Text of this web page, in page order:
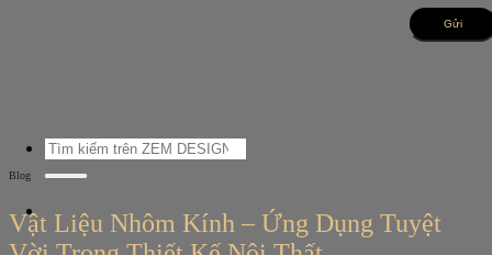
Tìm
kiếm:
Blog
Vật Liệu Nhôm Kính – Ứng Dụng Tuyệt